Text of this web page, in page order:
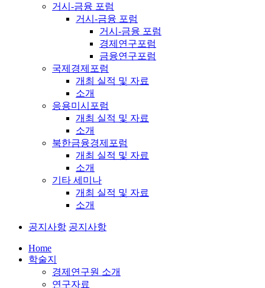
거시-금융 포럼
거시-금융 포럼
거시-금융 포럼
경제연구포럼
금융연구포럼
국제경제포럼
개최 실적 및 자료
소개
응용미시포럼
개최 실적 및 자료
소개
북한금융경제포럼
개최 실적 및 자료
소개
기타 세미나
개최 실적 및 자료
소개
공지사항 공지사항
Home
학술지
경제연구원 소개
연구자료